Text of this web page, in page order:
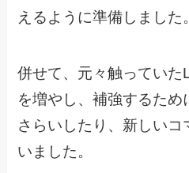
えるように準備しました。
併せて、元々触ってい
を増やし、補強するた
さらいしたり、新しいコ
いました。